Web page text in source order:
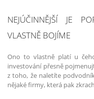
NEJÚČINNĚJŠÍ JE
VLASTNĚ BOJÍME
Ono to vlastně platí u
investování přesně
z toho, že naletíte
nějaké firmy, která pak